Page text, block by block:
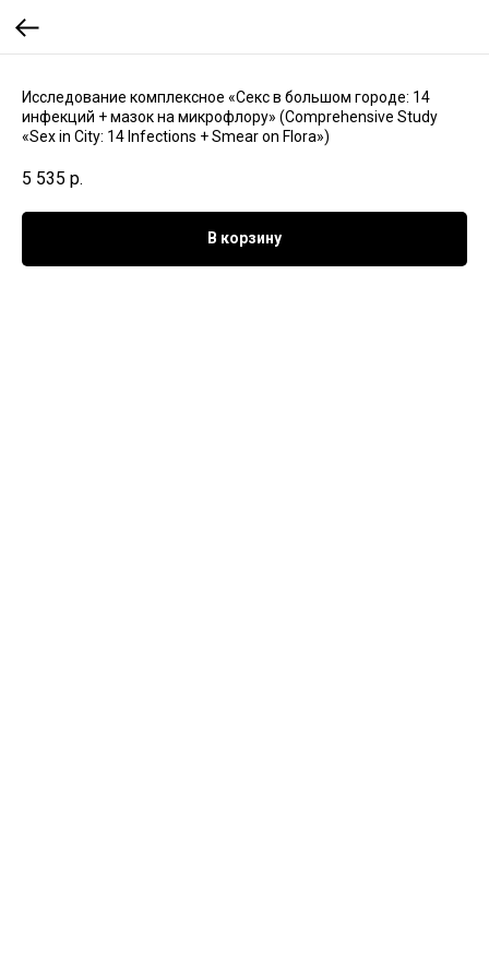
Исследование комплексное «Секс в большом городе: 14
инфекций + мазок на микрофлору» (Comprehensive Study
«Sex in City: 14 Infections + Smear on Flora»)
5 535 р.
В корзину